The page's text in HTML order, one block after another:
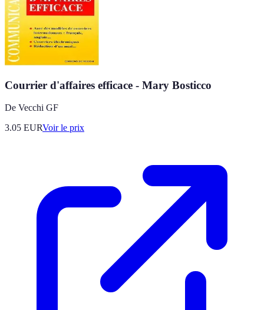
Courrier d'affaires efficace - Mary Bosticco
De Vecchi GF
3.05 EURVoir le prix